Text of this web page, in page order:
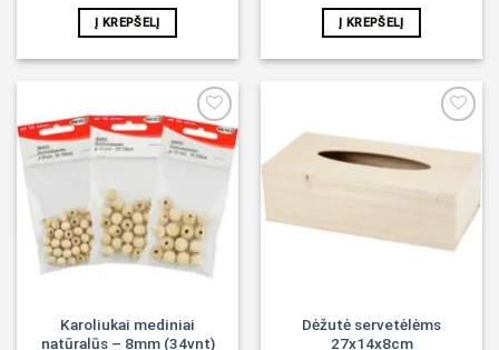
Į KREPŠELĮ Į KREPŠELĮ
Karoliukai mediniai
natūralūs – 8mm (34vnt)
Dėžutė servetėlėms
27x14x8cm